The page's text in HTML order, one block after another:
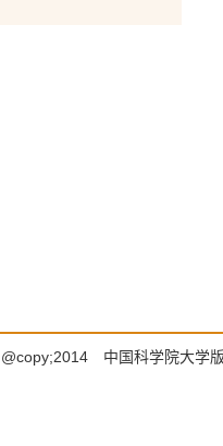
@copy;2014 中国科学院大学